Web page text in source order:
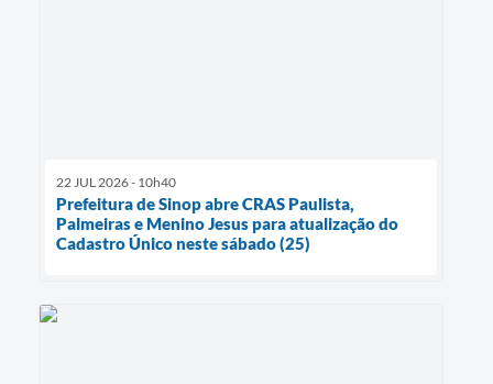
22 JUL 2026 - 10h40
Prefeitura de Sinop abre CRAS Paulista,
Palmeiras e Menino Jesus para atualização do
Cadastro Único neste sábado (25)